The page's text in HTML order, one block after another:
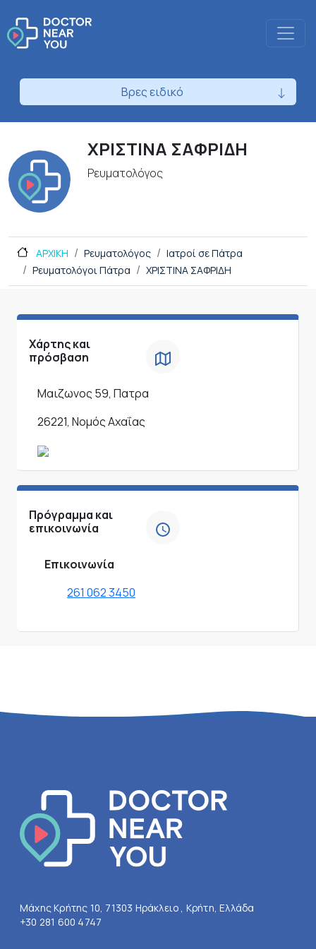
Βρες ειδικό
ΧΡΙΣΤΙΝΑ ΣΑΦΡΙΔΗ
Ρευματολόγος
ΑΡΧΙΚΗ Ρευματολόγος
Ιατροί σε Πάτρα
Ρευματολόγοι Πάτρα
ΧΡΙΣΤΙΝΑ ΣΑΦΡΙΔΗ
Χάρτης και
πρόσβαση
Μαιζωνος 59, Πατρα
26221, Νομός Αχαΐας
Πρόγραμμα και
επικοινωνία
Επικοινωνία
261 062 3450
Μάχης Κρήτης 10, 71303 Ηράκλειο , Κρήτη, Ελλάδα
+30 281 600 4747